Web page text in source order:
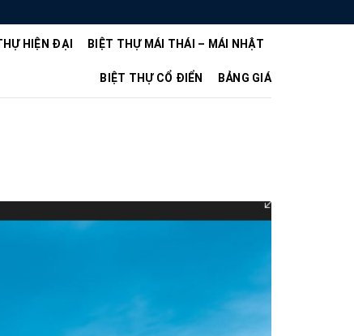
HIỆN ĐẠI BIỆT THỰ MÁI THÁI – MÁI NHẬT
BIỆT THỰ CỔ ĐIỂN BẢNG GIÁ